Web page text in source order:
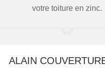
votre toiture en zinc.
ALAIN